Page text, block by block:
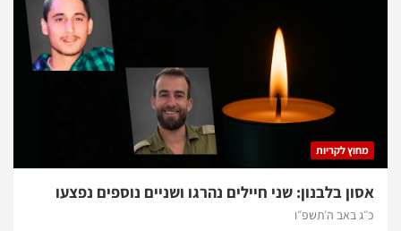
מחוץ לקריות
אסון בלבנון: שני חיילים נהרגו ושניים נוספים נפצעו
כ״ג באב ה׳תשפ״ו